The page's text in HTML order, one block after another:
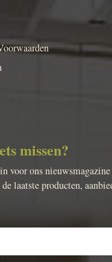
missen?
voor ons
laatste producten,